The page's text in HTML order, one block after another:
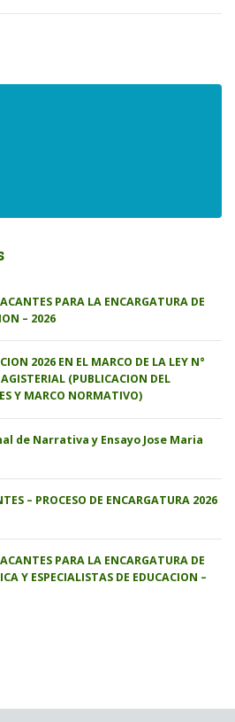
PARA LA ENCARGATURA DE
– 2026
2026 EN EL MARCO DE LA LEY N°
(PUBLICACION DEL
Y MARCO NORMATIVO)
de Narrativa y Ensayo Jose Maria
– PROCESO DE ENCARGATURA 2026
PARA LA ENCARGATURA DE
Y ESPECIALISTAS DE EDUCACION –